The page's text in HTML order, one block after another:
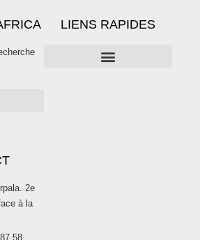
LIENS RAPIDES
2e
à la
58